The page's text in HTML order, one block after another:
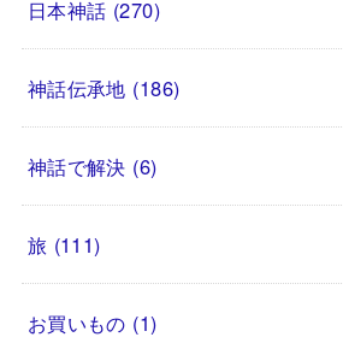
日本神話 (270)
神話伝承地 (186)
神話で解決 (6)
旅 (111)
お買いもの (1)